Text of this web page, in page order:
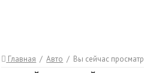
Главная / Авто / Вы сейчас